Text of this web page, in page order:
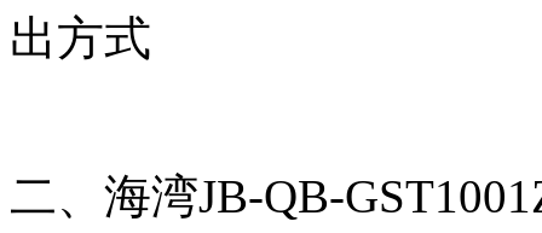
出方式
二、海湾JB-QB-